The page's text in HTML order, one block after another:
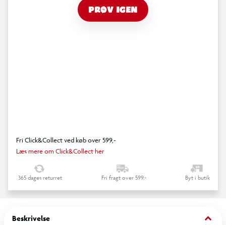
PRØV IGEN
Fri Click&Collect ved køb over 599,-
Læs mere om Click&Collect her
365 dages returret Fri fragt over 599,- Byt i butik
Beskrivelse keyboard_arrow_down